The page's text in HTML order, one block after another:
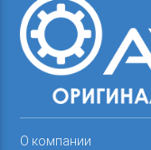
О компании